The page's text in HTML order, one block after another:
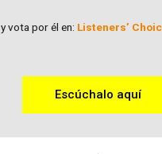
y vota por él en: Listeners’
Escúchalo aquí